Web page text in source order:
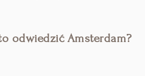
odwiedzić Amsterdam?